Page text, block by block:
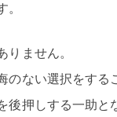
。
りません。
ない選択をする
後押しする一助と